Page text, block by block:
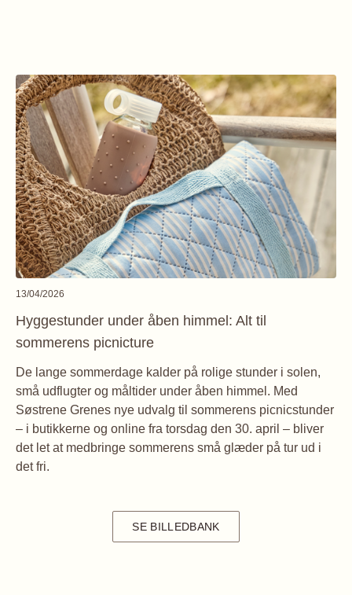
13/04/2026
Hyggestunder under åben himmel: Alt til
sommerens picnicture
De lange sommerdage kalder på rolige stunder i solen,
små udflugter og måltider under åben himmel. Med
Søstrene Grenes nye udvalg til sommerens picnicstunder
– i butikkerne og online fra torsdag den 30. april – bliver
det let at medbringe sommerens små glæder på tur ud i
det fri.
SE BILLEDBANK